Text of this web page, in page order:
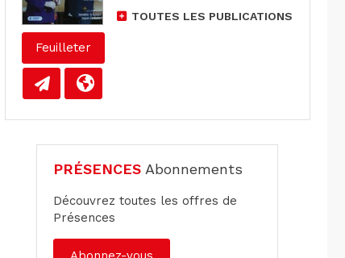
Feuilleter
TOUTES LES PUBLICATIONS
PRÉSENCES Abonnements
Découvrez toutes les offres de
Présences